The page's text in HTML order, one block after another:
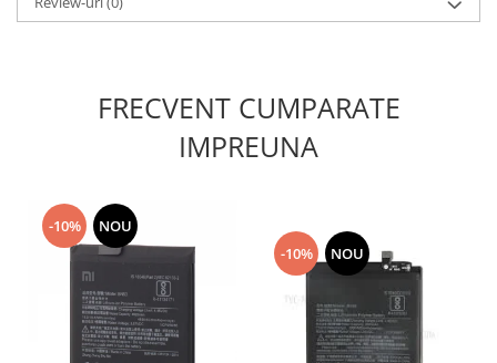
Oppo
Rama mijloc telefon
Huawei
Samsung
Vodafone
FRECVENT CUMPARATE
IMPREUNA
-10% NOU
-10% NOU